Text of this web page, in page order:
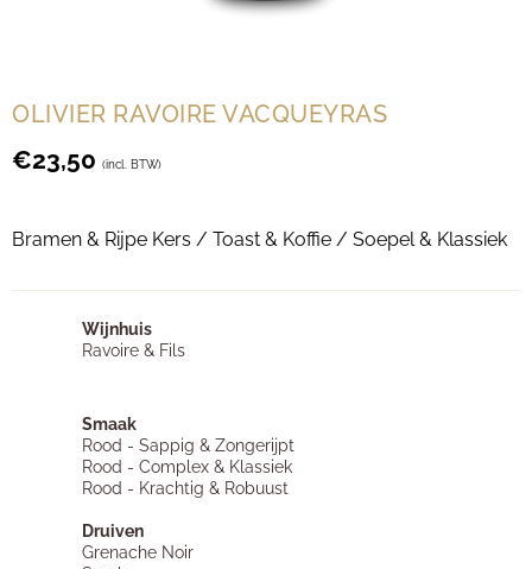
OLIVIER RAVOIRE VACQUEYRAS
€23,50 (incl. BTW)
Bramen & Rijpe Kers / Toast & Koffie / Soepel & Klassiek
Wijnhuis
Ravoire & Fils
Smaak
Rood - Sappig & Zongerijpt
Rood - Complex & Klassiek
Rood - Krachtig & Robuust
Druiven
Grenache Noir